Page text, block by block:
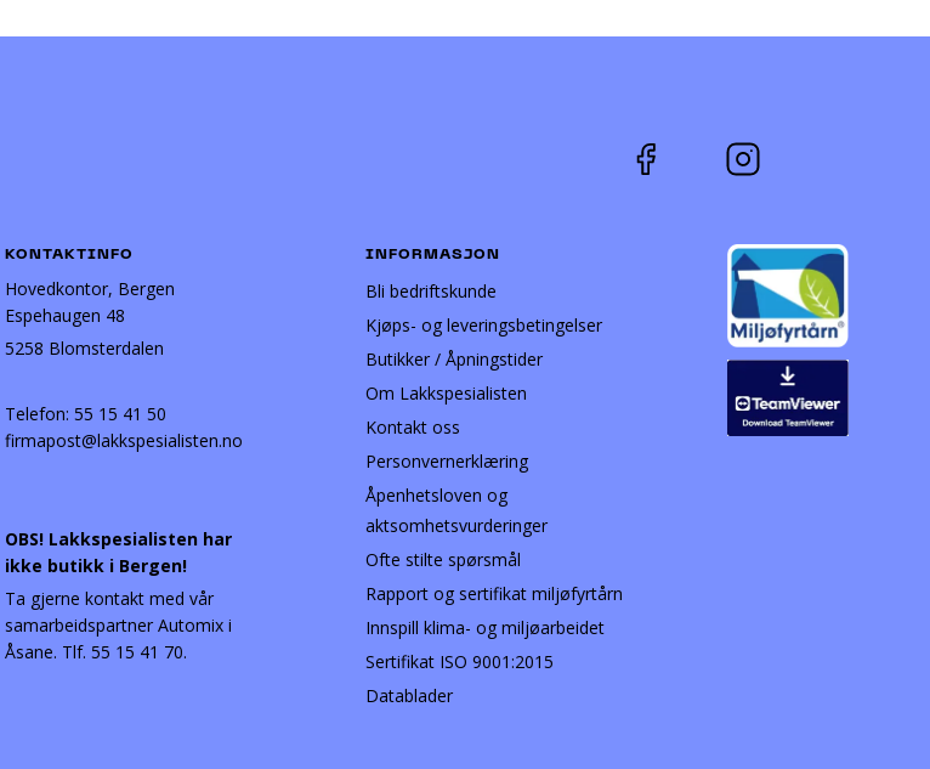
KONTAKTINFO
Hovedkontor, Bergen
Espehaugen 48
5258 Blomsterdalen
Telefon: 55 15 41 50
firmapost@lakkspesialisten.no
OBS! Lakkspesialisten har
ikke butikk i Bergen!
Ta gjerne kontakt med vår
samarbeidspartner Automix i
Åsane. Tlf. 55 15 41 70.
INFORMASJON
Bli bedriftskunde
Kjøps- og leveringsbetingelser
Butikker / Åpningstider
Om Lakkspesialisten
Kontakt oss
Personvernerklæring
Åpenhetsloven og
aktsomhetsvurderinger
Ofte stilte spørsmål
Rapport og sertifikat miljøfyrtårn
Innspill klima- og miljøarbeidet
Sertifikat ISO 9001:2015
Datablader